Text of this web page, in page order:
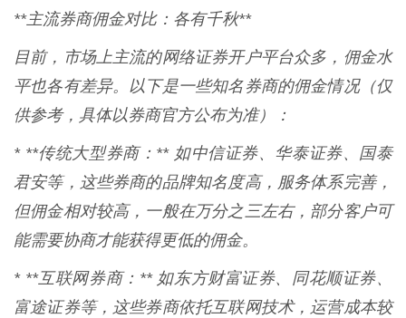
**主流券商佣金对比：各有千秋**
目前，市场上主流的网络证券开户平台众多，佣金水
平也各有差异。以下是一些知名券商的佣金情况（仅
供参考，具体以券商官方公布为准）：
* **传统大型券商：** 如中信证券、华泰证券、国泰
君安等，这些券商的品牌知名度高，服务体系完善，
但佣金相对较高，一般在万分之三左右，部分客户可
能需要协商才能获得更低的佣金。
* **互联网券商：** 如东方财富证券、同花顺证券、
富途证券等，这些券商依托互联网技术，运营成本较